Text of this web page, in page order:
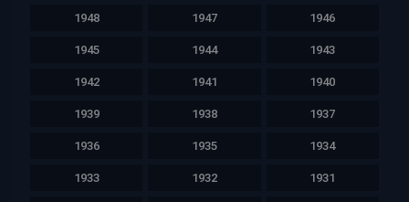
1948 1947 1946
1945 1944 1943
1942 1941 1940
1939 1938 1937
1936 1935 1934
1933 1932 1931